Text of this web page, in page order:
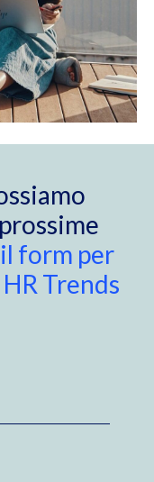
form per
Trends